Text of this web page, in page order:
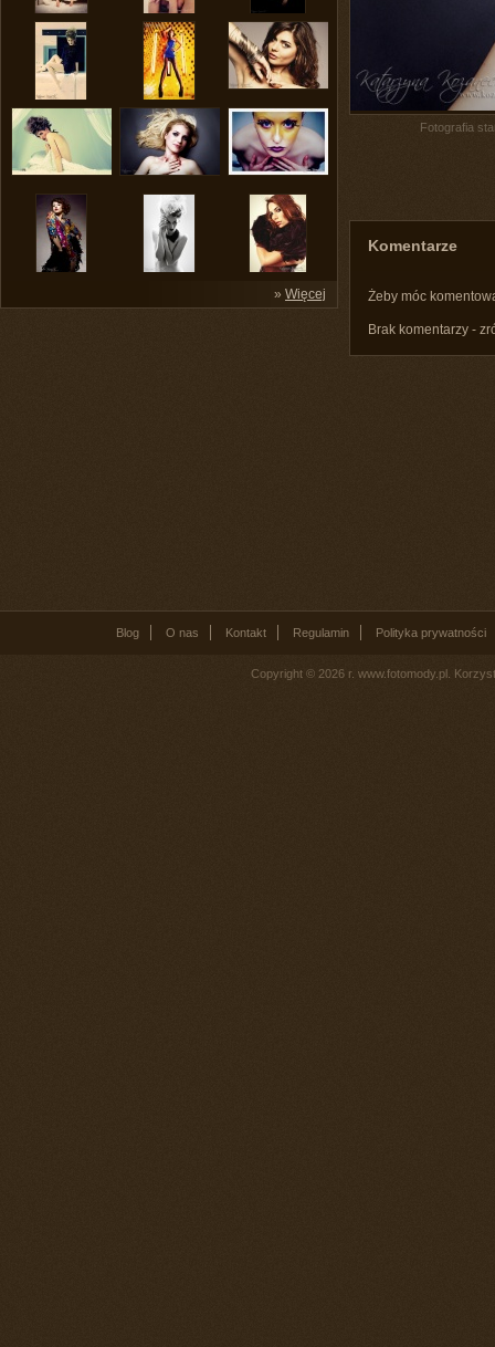
» Więcej
Fotografia
Komentarze
Żeby móc
Brak komentarzy -
Blog O nas Kontakt Regulamin Polityka prywatności
Copyright © 2026 r. www.fotomody.pl.